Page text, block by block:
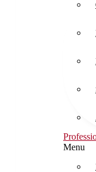
Menu